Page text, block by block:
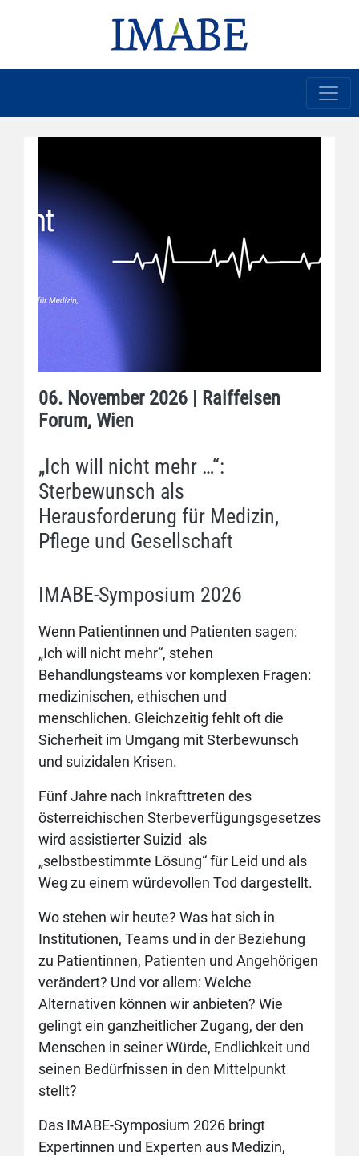
06. November 2026 | Raiffeisen
Forum, Wien
„Ich will nicht mehr …“:
Sterbewunsch als
Herausforderung für Medizin,
Pflege und Gesellschaft
IMABE-Symposium 2026
Wenn Patientinnen und Patienten sagen:
„Ich will nicht mehr“, stehen
Behandlungsteams vor komplexen Fragen:
medizinischen, ethischen und
menschlichen. Gleichzeitig fehlt oft die
Sicherheit im Umgang mit Sterbewunsch
und suizidalen Krisen.
Fünf Jahre nach Inkrafttreten des
österreichischen Sterbeverfügungsgesetzes
wird assistierter Suizid als
„selbstbestimmte Lösung“ für Leid und als
Weg zu einem würdevollen Tod dargestellt.
Wo stehen wir heute? Was hat sich in
Institutionen, Teams und in der Beziehung
zu Patientinnen, Patienten und Angehörigen
verändert? Und vor allem: Welche
Alternativen können wir anbieten? Wie
gelingt ein ganzheitlicher Zugang, der den
Menschen in seiner Würde, Endlichkeit und
seinen Bedürfnissen in den Mittelpunkt
stellt?
Das IMABE-Symposium 2026 bringt
Expertinnen und Experten aus Medizin,